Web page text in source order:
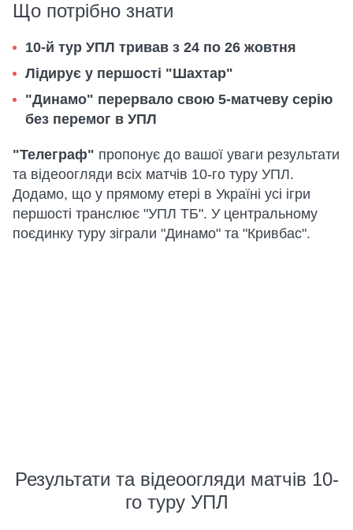
Що потрібно знати
10-й тур УПЛ тривав з 24 по 26 жовтня
Лідирує у першості "Шахтар"
"Динамо" перервало свою 5-матчеву серію
без перемог в УПЛ
"Телеграф" пропонує до вашої уваги результати
та відеоогляди всіх матчів 10-го туру УПЛ.
Додамо, що у прямому етері в Україні усі ігри
першості транслює "УПЛ ТБ". У центральному
поєдинку туру зіграли "Динамо" та "Кривбас".
Результати та відеоогляди матчів 10-
го туру УПЛ